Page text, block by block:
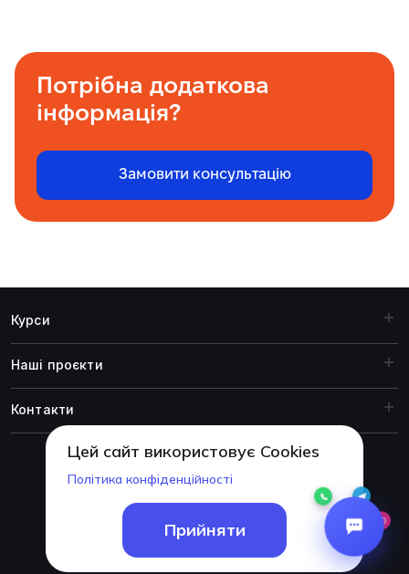
Потрібна додаткова
інформація?
Замовити консультацію
Курси
Наші проєкти
Контакти
© 1999-2026 Академія ITSTEP.
Цей сайт використовує Cookies
Політика конфіденційності
Прийняти